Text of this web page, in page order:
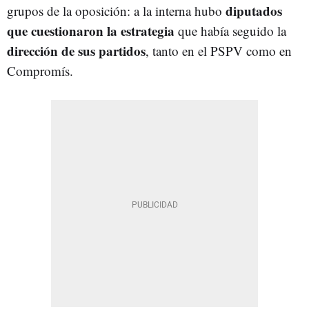
grupos de la oposición: a la interna hubo diputados
que cuestionaron la estrategia que había seguido la
dirección de sus partidos, tanto en el PSPV como en
Compromís.